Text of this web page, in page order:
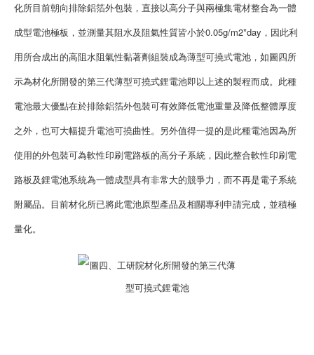
化所目前朝向排除鋁箔外包裝，直接以高分子與兩極集電材整合為一體
成型電池極板，並測量其阻水及阻氣性質皆小於0.05g/m2*day，因此利
用所合成出的高阻水阻氣性黏著劑組裝成為薄型可撓式電池，如圖四所
示為材化所開發的第三代薄型可撓式鋰電池即以上述的製程而成。此種
電池最大優點在於排除鋁箔外包裝可有效降低電池重量及降低整體厚度
之外，也可大幅提升電池可撓曲性。另外值得一提的是此種電池因為所
使用的外包裝可為軟性印刷電路板的高分子系統，因此整合軟性印刷電
路板及鋰電池系統為一體成型具有非常大的競爭力，而不再是電子系統
附屬品。目前材化所已將此電池原型產品及相關專利申請完成，並積極
量化。